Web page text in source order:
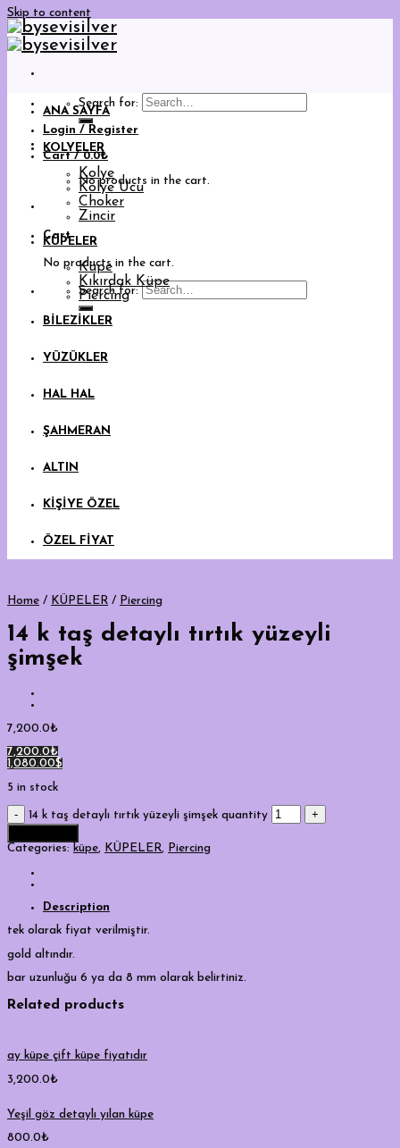
Skip to content
Search for:
Login / Register
Cart /0.0₺
No products in the cart.
Cart
No products in the cart.
Search for:
ANA SAYFA
KOLYELER
Kolye
Kolye Ucu
Choker
Zincir
KÜPELER
Küpe
Kıkırdak Küpe
Piercing
BİLEZİKLER
YÜZÜKLER
HAL HAL
ŞAHMERAN
ALTIN
KİŞİYE ÖZEL
ÖZEL FİYAT
Home / KÜPELER / Piercing
14 k taş detaylı tırtık yüzeyli
şimşek
7,200.0₺
7,200.0₺
1,080.00$
5 in stock
14 k taş detaylı tırtık yüzeyli şimşek quantity
Categories: küpe, KÜPELER, Piercing
Description
tek olarak fiyat verilmiştir.
gold altındır.
bar uzunluğu 6 ya da 8 mm olarak belirtiniz.
Related products
ay küpe çift küpe fiyatıdır
3,200.0₺
Yeşil göz detaylı yılan küpe
800.0₺